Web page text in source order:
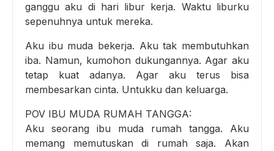
ganggu aku di hari libur kerja. Waktu liburku
sepenuhnya untuk mereka.
Aku ibu muda bekerja. Aku tak membutuhkan
iba. Namun, kumohon dukungannya. Agar aku
tetap kuat adanya. Agar aku terus bisa
membesarkan cinta. Untukku dan keluarga.
POV IBU MUDA RUMAH TANGGA:
Aku seorang ibu muda rumah tangga. Aku
memang memutuskan di rumah saja. Akan